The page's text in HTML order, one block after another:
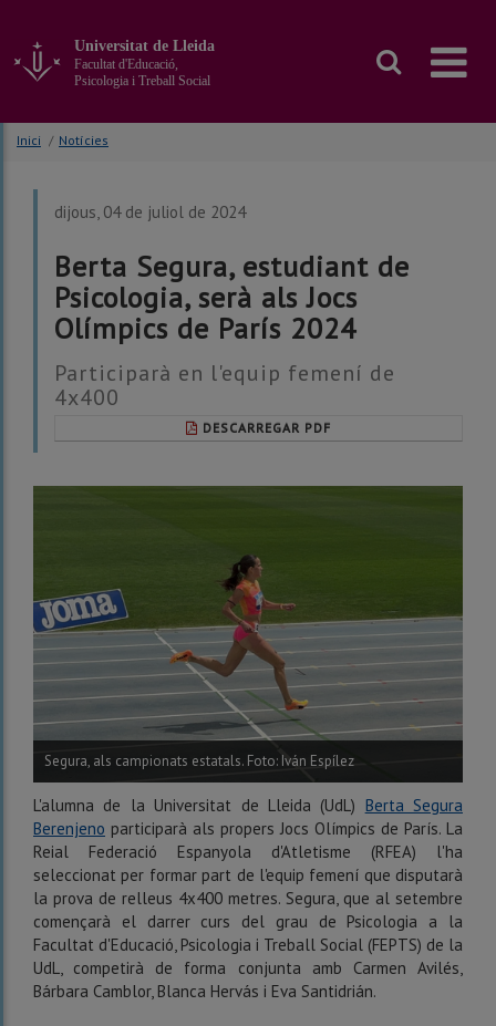
contingut
principal
la
pàgina
Universitat de Lleida
Facultat d'Educació,
Psicologia i Treball Social
Inici / Notícies
dijous, 04 de juliol de 2024
Berta Segura, estudiant de
Psicologia, serà als Jocs
Olímpics de París 2024
Participarà en l'equip femení de
4x400
DESCARREGAR PDF
Segura, als campionats estatals. Foto: Iván Espílez
L'alumna de la Universitat de Lleida (UdL) Berta Segura
Berenjeno participarà als propers Jocs Olímpics de París. La
Reial Federació Espanyola d'Atletisme (RFEA) l'ha
seleccionat per formar part de l'equip femení que disputarà
la prova de relleus 4x400 metres. Segura, que al setembre
començarà el darrer curs del grau de Psicologia a la
Facultat d'Educació, Psicologia i Treball Social (FEPTS) de la
UdL, competirà de forma conjunta amb Carmen Avilés,
Bárbara Camblor, Blanca Hervás i Eva Santidrián.